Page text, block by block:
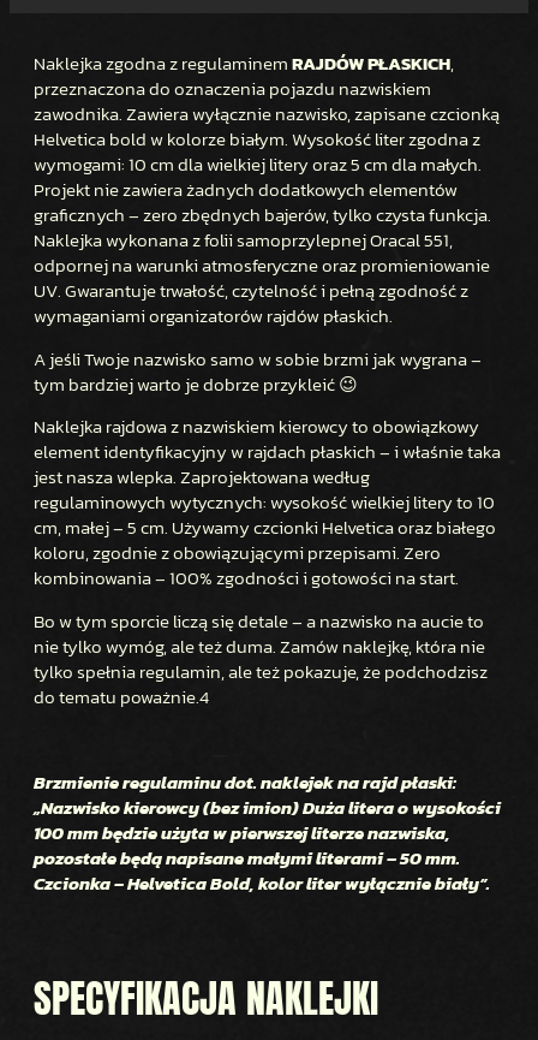
A
M
I
N
O
W
A
R
A
J
D
Y
P
Ł
A
S
K
I
E
Naklejka zgodna z regulaminemRAJDÓW PŁASKICH,
przeznaczona do oznaczenia pojazdu nazwiskiem
zawodnika. Zawiera wyłącznie nazwisko, zapisane czcionką
Helvetica bold w kolorze białym. Wysokość liter zgodna z
wymogami: 10 cm dla wielkiej litery oraz 5 cm dla małych.
Projekt nie zawiera żadnych dodatkowych elementów
graficznych – zero zbędnych bajerów, tylko czysta funkcja.
Naklejka wykonana z folii samoprzylepnej Oracal 551,
odpornej na warunki atmosferyczne oraz promieniowanie
UV. Gwarantuje trwałość, czytelność i pełną zgodność z
wymaganiami organizatorów rajdów płaskich.
A jeśli Twoje nazwisko samo w sobie brzmi jak wygrana –
tym bardziej warto je dobrze przykleić 😉
Naklejka rajdowa z nazwiskiem kierowcy to obowiązkowy
element identyfikacyjny w rajdach płaskich – i właśnie taka
jest nasza wlepka. Zaprojektowana według
regulaminowych wytycznych: wysokość wielkiej litery to 10
cm, małej – 5 cm. Używamy czcionki Helvetica oraz białego
koloru, zgodnie z obowiązującymi przepisami. Zero
kombinowania – 100% zgodności i gotowości na start.
Bo w tym sporcie liczą się detale – a nazwisko na aucie to
nie tylko wymóg, ale też duma. Zamów naklejkę, która nie
tylko spełnia regulamin, ale też pokazuje, że podchodzisz
do tematu poważnie.4
Brzmienie regulaminu dot. naklejek na rajd płaski:
„Nazwisko kierowcy (bez imion) Duża litera o wysokości
100 mm będzie użyta w pierwszej literze nazwiska,
pozostałe będą napisane małymi literami – 50 mm.
Czcionka – Helvetica Bold, kolor liter wyłącznie biały”.
SPECYFIKACJA NAKLEJKI